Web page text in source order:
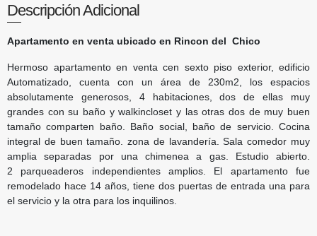
Descripción Adicional
Apartamento en venta ubicado en Rincon del Chico
Hermoso apartamento en venta cen sexto piso exterior, edificio
Automatizado, cuenta con un área de 230m2, los espacios
absolutamente generosos, 4 habitaciones, dos de ellas muy
grandes con su baño y walkincloset y las otras dos de muy buen
tamaño comparten baño. Baño social, baño de servicio. Cocina
integral de buen tamaño. zona de lavandería. Sala comedor muy
amplia separadas por una chimenea a gas. Estudio abierto.
2 parqueaderos independientes amplios. El apartamento fue
remodelado hace 14 años, tiene dos puertas de entrada una para
el servicio y la otra para los inquilinos.